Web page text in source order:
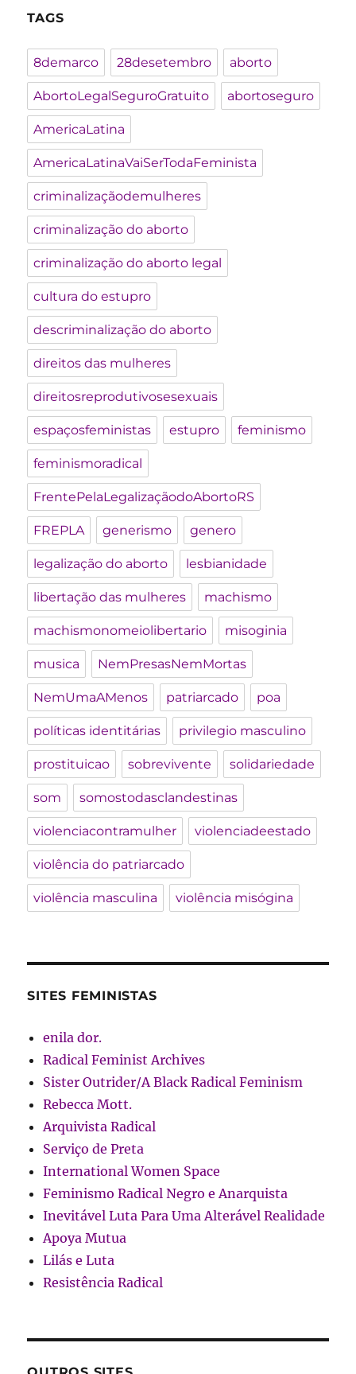
TAGS
8demarco 28desetembro aborto
AbortoLegalSeguroGratuito abortoseguro
AmericaLatina
AmericaLatinaVaiSerTodaFeminista
criminalizaçãodemulheres
criminalização do aborto
criminalização do aborto legal
cultura do estupro
descriminalização do aborto
direitos das mulheres
direitosreprodutivosesexuais
espaçosfeministas estupro feminismo
feminismoradical
FrentePelaLegalizaçãodoAbortoRS
FREPLA generismo genero
legalização do aborto lesbianidade
libertação das mulheres machismo
machismonomeiolibertario misoginia
musica NemPresasNemMortas
NemUmaAMenos patriarcado poa
políticas identitárias privilegio masculino
prostituicao sobrevivente solidariedade
som somostodasclandestinas
violenciacontramulher violenciadeestado
violência do patriarcado
violência masculina violência misógina
SITES FEMINISTAS
enila dor.
Radical Feminist Archives
Sister Outrider/A Black Radical Feminism
Rebecca Mott.
Arquivista Radical
Serviço de Preta
International Women Space
Feminismo Radical Negro e Anarquista
Inevitável Luta Para Uma Alterável Realidade
Apoya Mutua
Lilás e Luta
Resistência Radical